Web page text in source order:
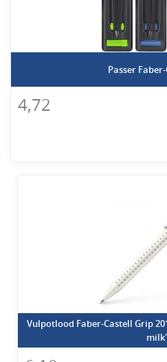
Passer
4,72
Vulpotlood Faber-Castell Grip